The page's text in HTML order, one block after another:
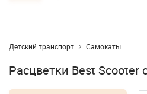
Детский транспорт Самокаты
Расцветки Best Scooter